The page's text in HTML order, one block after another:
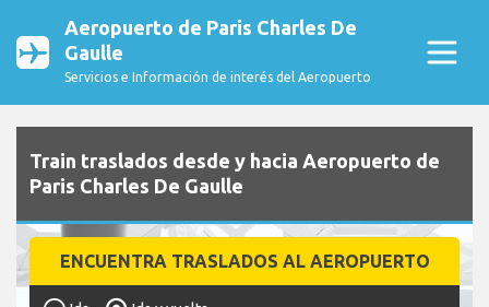
Aeropuerto de Paris Charles De
Gaulle
Servicios e Información de interés del Aeropuerto
Train traslados desde y hacia Aeropuerto de
Paris Charles De Gaulle
ENCUENTRA TRASLADOS AL AEROPUERTO